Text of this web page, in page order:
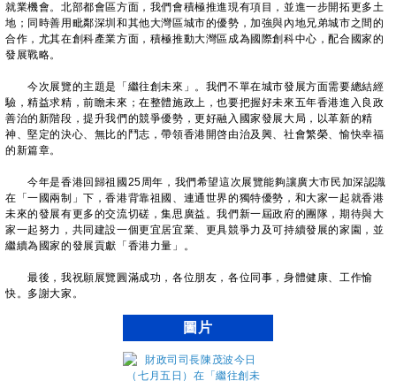
就業機會。北部都會區方面，我們會積極推進現有項目，並進一步開拓更多土
地；同時善用毗鄰深圳和其他大灣區城市的優勢，加強與內地兄弟城市之間的
合作，尤其在創科產業方面，積極推動大灣區成為國際創科中心，配合國家的
發展戰略。
今次展覽的主題是「繼往創未來」。我們不單在城市發展方面需要總結經
驗，精益求精，前瞻未來；在整體施政上，也要把握好未來五年香港進入良政
善治的新階段，提升我們的競爭優勢，更好融入國家發展大局，以革新的精
神、堅定的決心、無比的鬥志，帶領香港開啓由治及興、社會繁榮、愉快幸福
的新篇章。
今年是香港回歸祖國25周年，我們希望這次展覽能夠讓廣大市民加深認識
在「一國兩制」下，香港背靠祖國、連通世界的獨特優勢，和大家一起就香港
未來的發展有更多的交流切磋，集思廣益。我們新一屆政府的團隊，期待與大
家一起努力，共同建設一個更宜居宜業、更具競爭力及可持續發展的家園，並
繼續為國家的發展貢獻「香港力量」。
最後，我祝願展覽圓滿成功，各位朋友，各位同事，身體健康、工作愉
快。多謝大家。
圖片